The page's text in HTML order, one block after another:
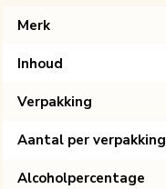
Merk
Inhoud
Verpakking
Aantal per verpakking
Alcoholpercentage